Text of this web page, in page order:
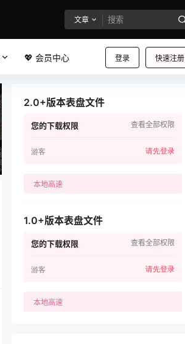
文章
登录 快速注册
💖 会员中心
2.0+版本表盘文件
您的下载权限 查看全部权限
游客 请先登录
本地高速
1.0+版本表盘文件
您的下载权限 查看全部权限
游客 请先登录
本地高速